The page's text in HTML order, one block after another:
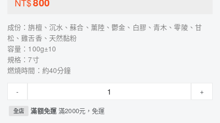
NT$
成份：旃檀、沉水、蘇合、薰陸、鬱金、白膠、青木、零陵、甘
松、雞舌香、天然黏粉
容量：100g±10
規格：7寸
燃燒時間：約40分鐘
- +
全店 滿額免運滿2000元，免運